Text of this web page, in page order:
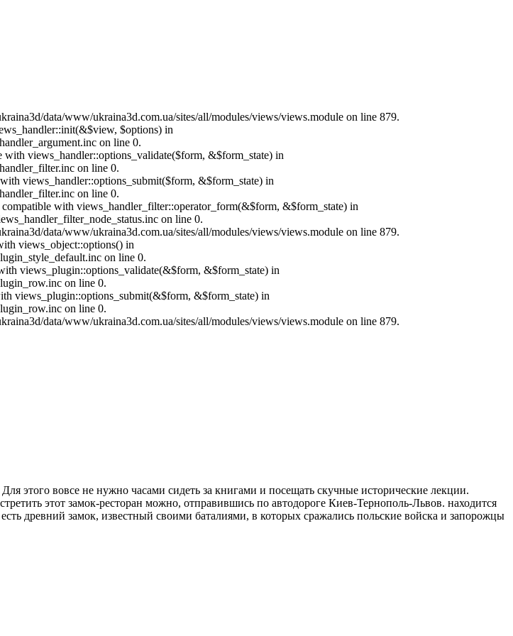
data/www/ukraina3d.com.ua/sites/all/modules/views/views.module on line 879.
$options) in
on line 0.
views_handler::options_validate($form, &$form_state) in
on line 0.
views_handler::options_submit($form, &$form_state) in
on line 0.
with views_handler_filter::operator_form(&$form, &$form_state) in
on line 0.
data/www/ukraina3d.com.ua/sites/all/modules/views/views.module on line 879.
views_object::options() in
on line 0.
views_plugin::options_validate(&$form, &$form_state) in
on line 0.
views_plugin::options_submit(&$form, &$form_state) in
on line 0.
data/www/ukraina3d.com.ua/sites/all/modules/views/views.module on line 879.
этого вовсе не нужно часами сидеть за книгами и посещать скучные исторические лекции.
этот замок-ресторан можно, отправившись по автодороге Киев-Тернополь-Львов. находится
древний замок, известный своими баталиями, в которых сражались польские войска и запорожцы